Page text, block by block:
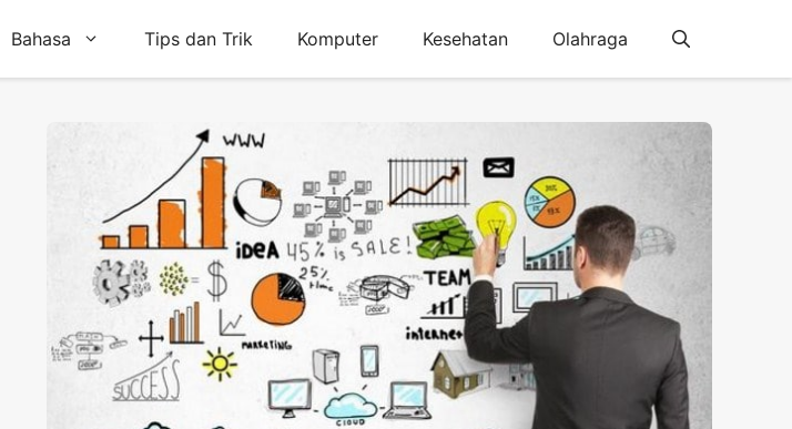
Bahasa Tips dan Trik Komputer Kesehatan Olahraga